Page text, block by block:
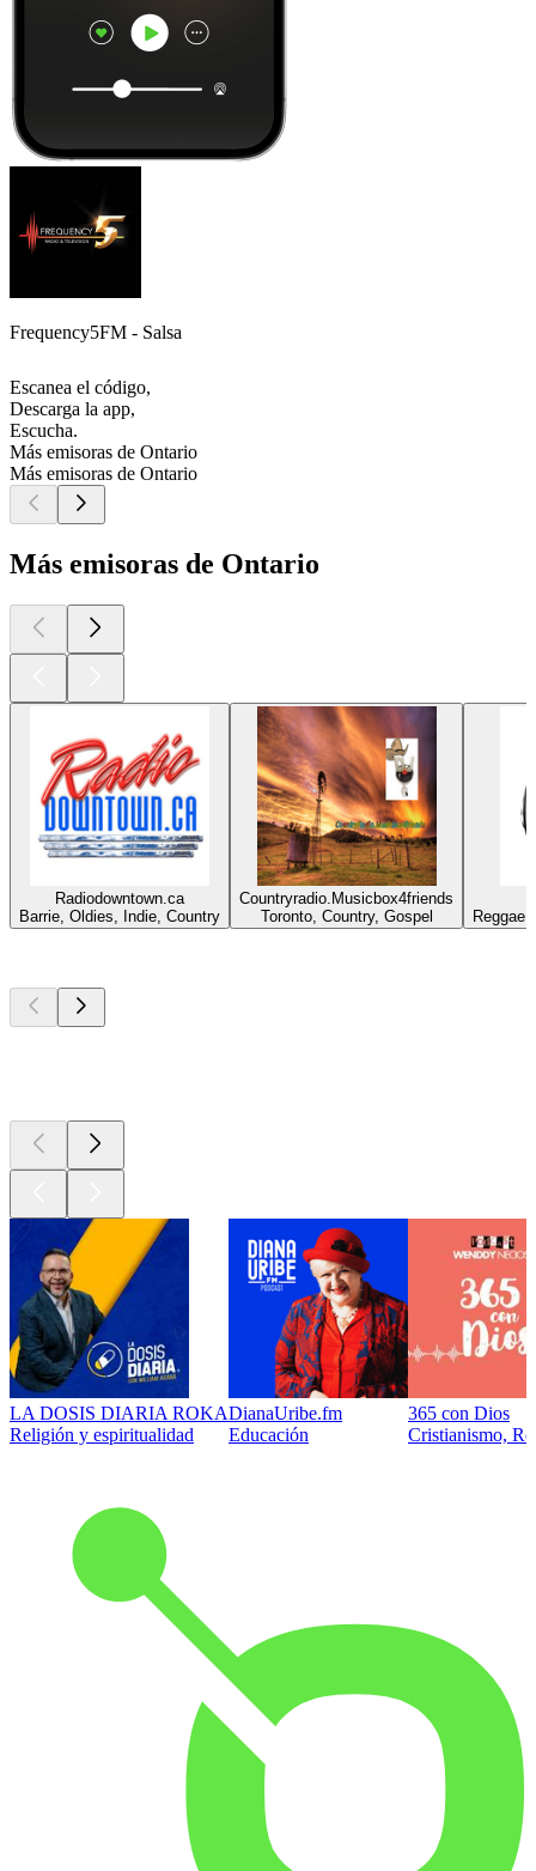
Frequency5FM - Salsa
Escanea el código,
Descarga la app,
Escucha.
Más emisoras de Ontario
Más emisoras de Ontario
Más emisoras de Ontario
Radiodowntown.ca
Barrie, Oldies, Indie, Country
Countryradio.Musicbox4friends
Toronto, Country, Gospel
LA DOSIS DIARIA ROKA
Religión y espiritualidad
DianaUribe.fm
Educación
365 con Dios
Cristianismo,